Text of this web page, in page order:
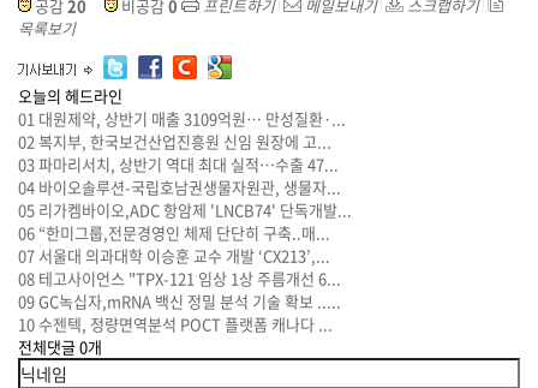
공감20 비공감0 프린트하기 메일보내기
스크랩하기
목록보기
오늘의 헤드라인
01 대원제약, 상반기 매출 3109억원… 만성질환·...
02복지부, 한국보건산업진흥원 신임 원장에 고...
03파마리서치, 상반기 역대 최대 실적…수출 47...
04 바이오솔루션-국립호남권생물자원관, 생물자...
05 리가켐바이오,ADC 항암제 'LNCB74' 단독개발...
06 “한미그룹,전문경영인 체제 단단히 구축..매...
07 서울대 의과대학 이승훈 교수 개발 ‘CX213’,...
08 테고사이언스 "TPX-121 임상 1상 주름개선 6...
09GC녹십자,mRNA 백신 정밀 분석 기술 확보 .....
10수젠텍, 정량면역분석 POCT 플랫폼 캐나다 ...
전체댓글0개